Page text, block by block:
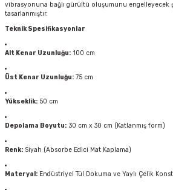
vibrasyonuna bağlı gürültü oluşumunu engelleyecek
tasarlanmıştır.
Teknik Spesifikasyonlar
Alt Kenar Uzunluğu: 100 cm
Üst Kenar Uzunluğu: 75 cm
Yükseklik: 50 cm
Depolama Boyutu: 30 cm x 30 cm (Katlanmış form)
Renk: Siyah (Absorbe Edici Mat Kaplama)
Materyal: Endüstriyel Tül Dokuma ve Yaylı Çelik